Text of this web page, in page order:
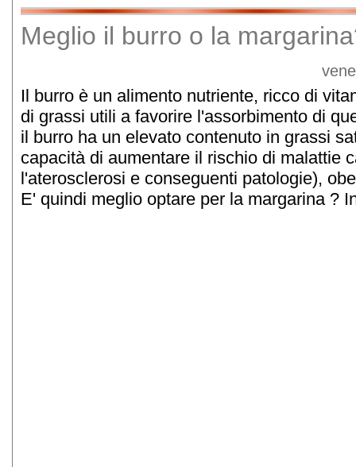
Meglio il burro o la
Il burro è un alimento nutriente, ricco di
di grassi utili a favorire l'assorbimento di
il burro ha un elevato contenuto in grassi
capacità di aumentare il rischio di malattie
l'aterosclerosi e conseguenti patologie),
E' quindi meglio optare per la margarina ?